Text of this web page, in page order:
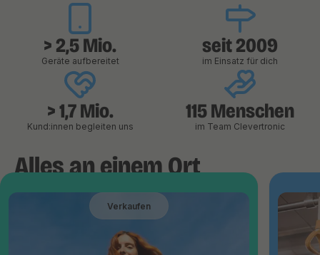
> 2,5 Mio.
Geräte aufbereitet
seit 2009
im Einsatz für dich
> 1,7 Mio.
Kund:innen begleiten uns
115 Menschen
im Team Clevertronic
Alles an einem Ort
Verkaufen